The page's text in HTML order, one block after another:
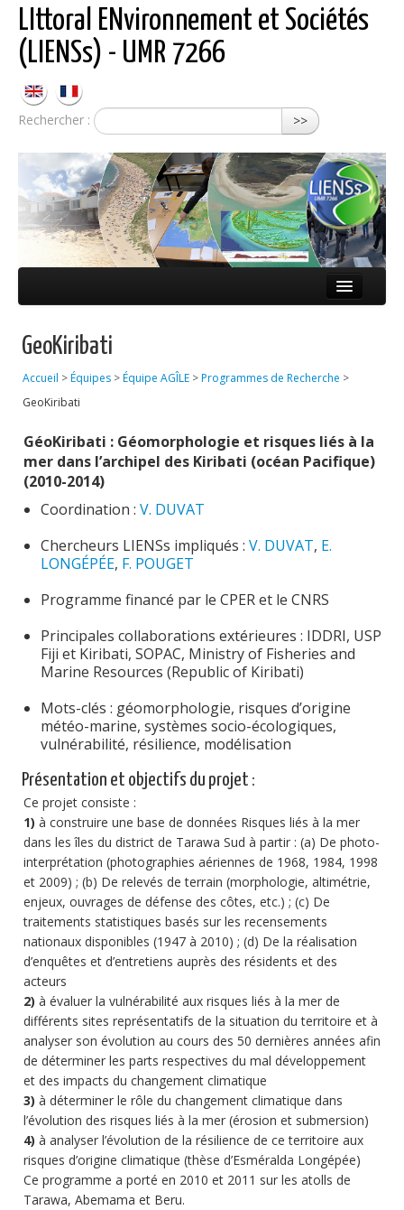
LIttoral ENvironnement et Sociétés
(LIENSs) - UMR 7266
Rechercher : >>
Équipes
Réseaux
Soutien technique
Science pour tou·te·s
Actualités
GeoKiribati
Accueil >Équipes >Équipe AGÎLE >Programmes de Recherche >
GeoKiribati
GéoKiribati : Géomorphologie et risques liés à la
mer dans l’archipel des Kiribati (océan Pacifique)
(2010-2014)
Coordination : V. DUVAT
Chercheurs LIENSs impliqués : V. DUVAT, E.
LONGÉPÉE, F. POUGET
Programme financé par le CPER et le CNRS
Principales collaborations extérieures : IDDRI, USP
Fiji et Kiribati, SOPAC, Ministry of Fisheries and
Marine Resources (Republic of Kiribati)
Mots-clés : géomorphologie, risques d’origine
météo-marine, systèmes socio-écologiques,
vulnérabilité, résilience, modélisation
Présentation et objectifs du projet :
Ce projet consiste :
1) à construire une base de données Risques liés à la mer
dans les îles du district de Tarawa Sud à partir : (a) De photo-
interprétation (photographies aériennes de 1968, 1984, 1998
et 2009) ; (b) De relevés de terrain (morphologie, altimétrie,
enjeux, ouvrages de défense des côtes, etc.) ; (c) De
traitements statistiques basés sur les recensements
nationaux disponibles (1947 à 2010) ; (d) De la réalisation
d’enquêtes et d’entretiens auprès des résidents et des
acteurs
2) à évaluer la vulnérabilité aux risques liés à la mer de
différents sites représentatifs de la situation du territoire et à
analyser son évolution au cours des 50 dernières années afin
de déterminer les parts respectives du mal développement
et des impacts du changement climatique
3) à déterminer le rôle du changement climatique dans
l’évolution des risques liés à la mer (érosion et submersion)
4) à analyser l’évolution de la résilience de ce territoire aux
risques d’origine climatique (thèse d’Esméralda Longépée)
Ce programme a porté en 2010 et 2011 sur les atolls de
Tarawa, Abemama et Beru.